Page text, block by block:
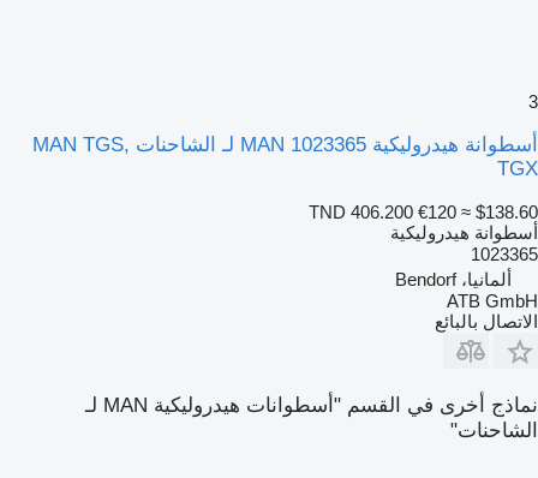
3
أسطوانة هيدروليكية MAN 1023365 لـ الشاحنات MAN TGS,
TGX
TND 406.200 €120 ≈ $138.60
أسطوانة هيدروليكية
1023365
ألمانيا، Bendorf
ATB GmbH
الاتصال بالبائع
نماذج أخرى في القسم "أسطوانات هيدروليكية MAN لـ
الشاحنات"